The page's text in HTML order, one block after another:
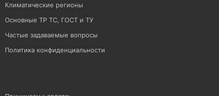
Климатические регионы
Основные ТР ТС, ГОСТ и ТУ
Частые задаваемые вопросы
Политика конфиденциальности